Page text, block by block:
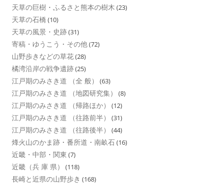
天草の巨樹・ふるさと熊本の樹木 (23)
天草の石橋 (10)
天草の風景・史跡(31)
寄稿・ゆうこう・その他(72)
山野歩きなどの草花(28)
橘湾沿岸の戦争遺跡(25)
江戸期のみさき道 （全 般） (63)
江戸期のみさき道 （地図研究集） (8)
江戸期のみさき道 （帰路ほか） (12)
江戸期のみさき道 （往路前半） (31)
江戸期のみさき道 （往路後半） (44)
烽火山のかま跡・番所道・南畝石(16)
近畿・中部・関東 (7)
近畿（兵 庫 県） (118)
長崎と近県の山野歩き (168)